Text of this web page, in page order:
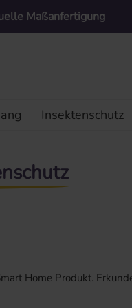
Maßanfertigung
Insektenschutz
Home Produkt.